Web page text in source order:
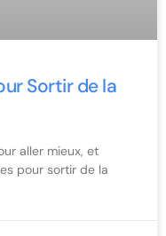
Sortir de la
aller mieux, et
pour sortir de la